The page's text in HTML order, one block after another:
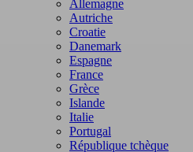
Allemagne
Autriche
Croatie
Danemark
Espagne
France
Grèce
Islande
Italie
Portugal
République tchèque